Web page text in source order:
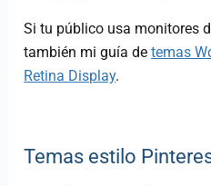
Si tu público usa monitores
también mi guía detemas
Retina Display.
Temas estilo